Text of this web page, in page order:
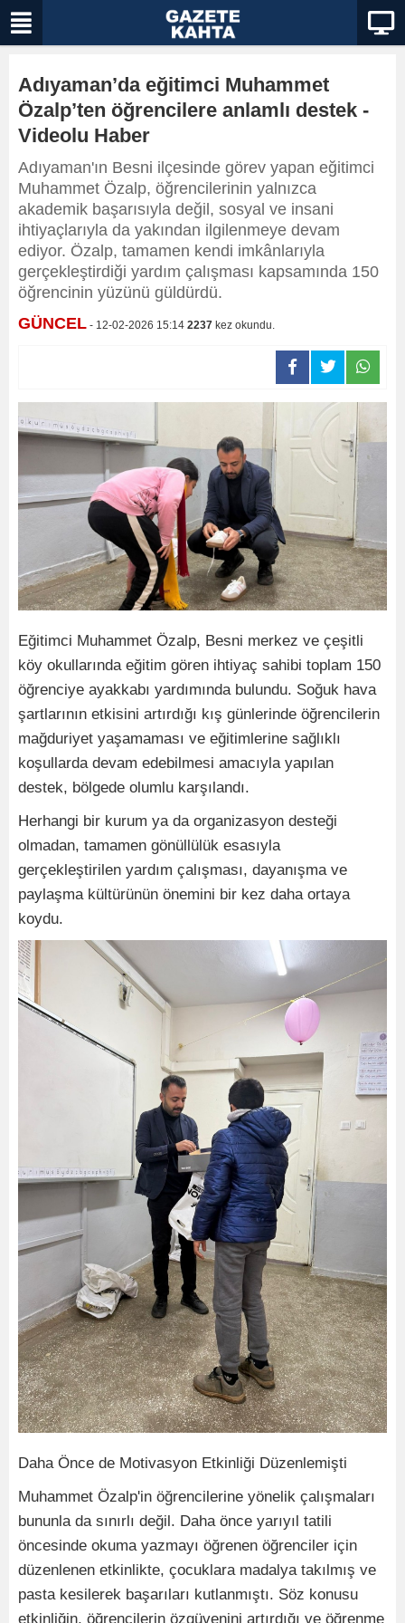
Adıyaman’da eğitimci Muhammet
Özalp’ten öğrencilere anlamlı destek -
Videolu Haber
Adıyaman'ın Besni ilçesinde görev yapan eğitimci
Muhammet Özalp, öğrencilerinin yalnızca
akademik başarısıyla değil, sosyal ve insani
ihtiyaçlarıyla da yakından ilgilenmeye devam
ediyor. Özalp, tamamen kendi imkânlarıyla
gerçekleştirdiği yardım çalışması kapsamında 150
öğrencinin yüzünü güldürdü.
GÜNCEL - 12-02-2026 15:14 2237 kez okundu.
Eğitimci Muhammet Özalp, Besni merkez ve çeşitli
köy okullarında eğitim gören ihtiyaç sahibi toplam 150
öğrenciye ayakkabı yardımında bulundu. Soğuk hava
şartlarının etkisini artırdığı kış günlerinde öğrencilerin
mağduriyet yaşamaması ve eğitimlerine sağlıklı
koşullarda devam edebilmesi amacıyla yapılan
destek, bölgede olumlu karşılandı.
Herhangi bir kurum ya da organizasyon desteği
olmadan, tamamen gönüllülük esasıyla
gerçekleştirilen yardım çalışması, dayanışma ve
paylaşma kültürünün önemini bir kez daha ortaya
koydu.
Daha Önce de Motivasyon Etkinliği Düzenlemişti
Muhammet Özalp'in öğrencilerine yönelik çalışmaları
bununla da sınırlı değil. Daha önce yarıyıl tatili
öncesinde okuma yazmayı öğrenen öğrenciler için
düzenlenen etkinlikte, çocuklara madalya takılmış ve
pasta kesilerek başarıları kutlanmıştı. Söz konusu
etkinliğin, öğrencilerin özgüvenini artırdığı ve öğrenme